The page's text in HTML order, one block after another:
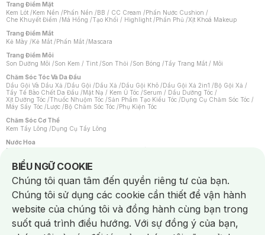
Trang Điểm Mặt
Kem Lót /Kem Nền /Phấn Nền /BB / CC Cream /Phấn Nước Cushion /
Che Khuyết Điểm /Má Hồng /Tạo Khối / Highlight /Phấn Phủ /Xịt Khoá Makeup
Trang Điểm Mắt
Kẻ Mày /Kẻ Mắt /Phấn Mắt /Mascara
Trang Điểm Môi
Son Dưỡng Môi /Son Kem / Tint /Son Thỏi /Son Bóng /Tẩy Trang Mắt / Môi
Chăm Sóc Tóc Và Da Đầu
Dầu Gội Và Dầu Xả /Dầu Gội /Dầu Xả /Dầu Gội Khô /Dầu Gội Xả 2in1 /Bộ Gội Xả /
Tẩy Tế Bào Chết Da Đầu /Mặt Nạ / Kem Ủ Tóc /Serum / Dầu Dưỡng Tóc /
Xịt Dưỡng Tóc /Thuốc Nhuộm Tóc /Sản Phẩm Tạo Kiểu Tóc /Dụng Cụ Chăm Sóc Tóc /
Máy Sấy Tóc /Lược /Bộ Chăm Sóc Tóc /Phụ Kiện Tóc
Chăm Sóc Cơ Thể
Kem Tẩy Lông /Dụng Cụ Tẩy Lông
Nước Hoa
Nước Hoa Nữ
Chăm Sóc Cá Nhân
Chống Muỗi /Khẩu Trang /Máy Massage/Mặt Nạ Xông Hơi /Nước Rửa Tay/
Sản Phẩm Chăm Sóc Khác /Bàn Chải Đánh Răng /Bàn Chải Điện/
Hỗ Trợ Trắng Răng/Kem Đánh Răng /Máy Tăm Nước/ Nước Súc Miệng/
Tăm / Chỉ Nha Khoa/ Xịt Thơm Miệng / Dung Dịch Vệ Sinh/Dưỡng Vùng Kín/
Khăn Ướt Vệ Sinh Vùng Kín/Băng Vệ Sinh/Tampon/Bọt Cạo Râu /Dao Cạo Râu/
Máy Cạo Râu
Vấn Đề Về Da
BIỂU NGỮ COOKIE
Notice about cookies usage
Chúng tôi quan tâm đến quyền riêng tư của bạn.
Chúng tôi sử dụng các cookie cần thiết để vận hành
website của chúng tôi và đồng hành cùng bạn trong
suốt quá trình điều hướng. Với sự đồng ý của bạn,